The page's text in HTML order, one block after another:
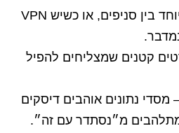
– במיוחד בין סניפים, או כשיש VPN
קטנים שמצליחים להפיל
מסדי נתונים אוהבים דיסקים
מ״נסתדר עם זה״.